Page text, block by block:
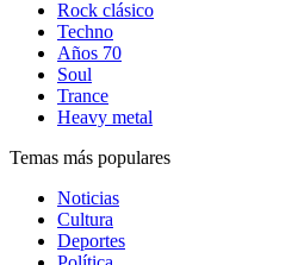
Rock clásico
Techno
Años 70
Soul
Trance
Heavy metal
Temas más populares
Noticias
Cultura
Deportes